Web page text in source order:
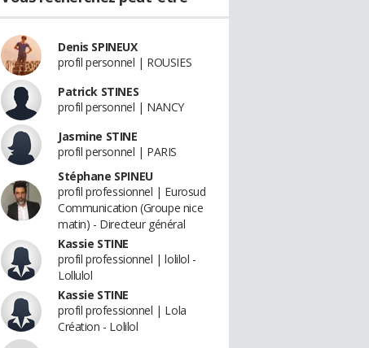
Denis SPINEUX
profil personnel | ROUSIES
Patrick STINES
profil personnel | NANCY
Jasmine STINE
profil personnel | PARIS
Stéphane SPINEU
profil professionnel | Eurosud
Communication (Groupe nice
matin) - Directeur général
Kassie STINE
profil professionnel | lolilol -
Lollulol
Kassie STINE
profil professionnel | Lola
Création - Lolilol